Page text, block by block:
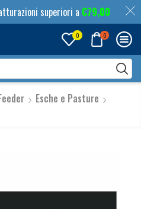
superiori a €79,00
0 0
input
Esche e Pasture